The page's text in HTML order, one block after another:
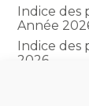
Indice des
Année
Indice des
2026
Indice du